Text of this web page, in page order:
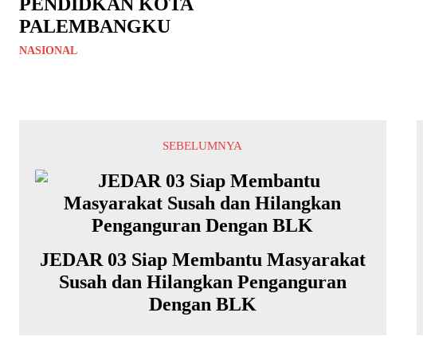
PALEMBANGKU
NASIONAL
SEBELUMNYA
JEDAR 03 Siap Membantu Masyarakat
Susah dan Hilangkan Penganguran
Dengan BLK